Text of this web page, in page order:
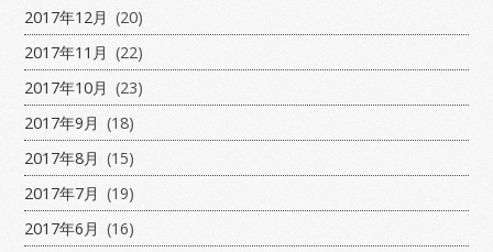
2017年12月 (20)
2017年11月 (22)
2017年10月 (23)
2017年9月 (18)
2017年8月 (15)
2017年7月 (19)
2017年6月 (16)